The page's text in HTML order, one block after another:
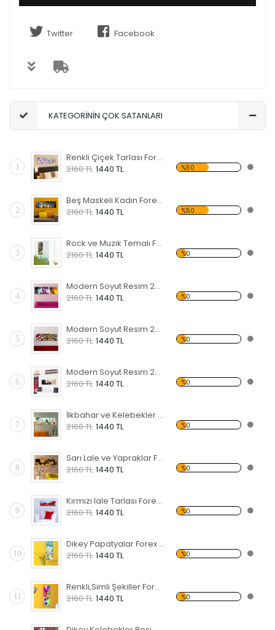
Twitter Facebook
KATEGORİNİN ÇOK SATANLARI
1
Renkli Çiçek Tarlası Forex Tablo
2160 TL 1440 TL %50
2
Beş Maskeli Kadın Forex Tablo
2160 TL 1440 TL %50
3
Rock ve Muzik Temalı Forex Tablo
2160 TL 1440 TL %0
4
Modern Soyut Resim 25 Forex Tablo
2160 TL 1440 TL %0
5
Modern Soyut Resim 24 Forex Tablo
2160 TL 1440 TL %0
6
Modern Soyut Resim 24 Forex Tablo
2160 TL 1440 TL %0
7
İlkbahar ve Kelebekler Forex Tablo
2160 TL 1440 TL %0
8
Sarı Lale ve Yapraklar Forex Tablo
2160 TL 1440 TL %0
9
Kırmızı lale Tarlası Forex Tablo
2160 TL 1440 TL %0
10
Dikey Papatyalar Forex Tablo
2160 TL 1440 TL %0
11
Renkli,Simli Şekiller Forex Tablo
2160 TL 1440 TL %0